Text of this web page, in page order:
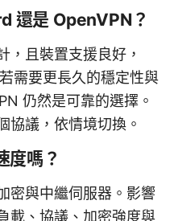
還是 OpenVPN？
，且裝置支援良好，
需要更長久的穩定性與
仍然是可靠的選擇。
協議，依情境切換。
度嗎？
密與中繼伺服器。影響
載、協議、加密強度與